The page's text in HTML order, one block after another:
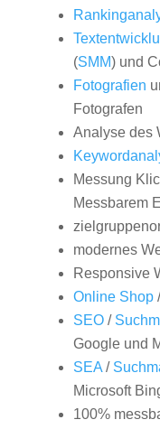
(SMM) und
Fotografien
Fotografen
Analyse des
Messung
Messbarem
modernes
Responsive
Online Shop
SEO/
Google und
SEA/
Microsoft
100%